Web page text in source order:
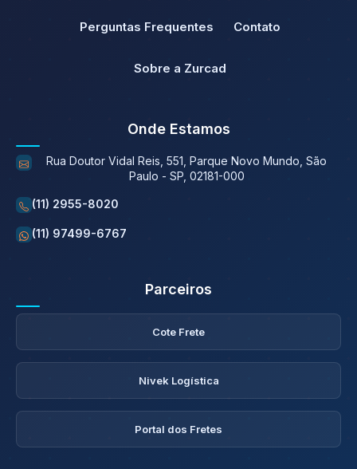
Perguntas Frequentes Contato
Sobre a Zurcad
Onde Estamos
Rua Doutor Vidal Reis, 551, Parque Novo Mundo, São
Paulo - SP, 02181-000
(11) 2955-8020
(11) 97499-6767
Parceiros
Cote Frete
Nivek Logística
Portal dos Fretes